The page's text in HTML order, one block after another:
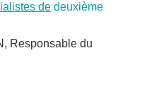
dedeuxième
Responsable du